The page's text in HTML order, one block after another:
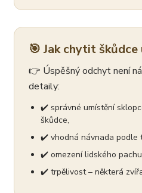
🎯 Jak chytit škůdce
👉 Úspěšný odchyt není
detaily:
✔️ správné umístění
škůdce,
✔️ vhodná návnada podle
✔️ omezení lidského
✔️ trpělivost – některá